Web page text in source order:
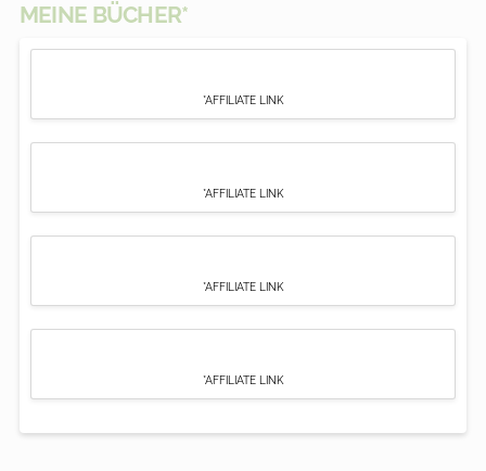
MEINE BÜCHER*
*AFFILIATE LINK
*AFFILIATE LINK
*AFFILIATE LINK
*AFFILIATE LINK